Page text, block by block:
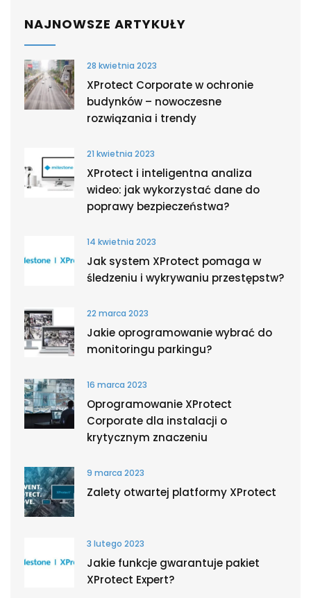
NAJNOWSZE ARTYKUŁY
28 kwietnia 2023
XProtect Corporate w ochronie
budynków – nowoczesne
rozwiązania i trendy
21 kwietnia 2023
XProtect i inteligentna analiza
wideo: jak wykorzystać dane do
poprawy bezpieczeństwa?
14 kwietnia 2023
Jak system XProtect pomaga w
śledzeniu i wykrywaniu przestępstw?
22 marca 2023
Jakie oprogramowanie wybrać do
monitoringu parkingu?
16 marca 2023
Oprogramowanie XProtect
Corporate dla instalacji o
krytycznym znaczeniu
9 marca 2023
Zalety otwartej platformy XProtect
3 lutego 2023
Jakie funkcje gwarantuje pakiet
XProtect Expert?